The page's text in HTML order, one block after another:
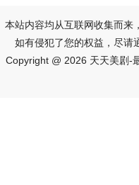
本站内容均从互联网收集而来
如有侵犯了您的权益，尽请
Copyright @ 2026 天天美剧-